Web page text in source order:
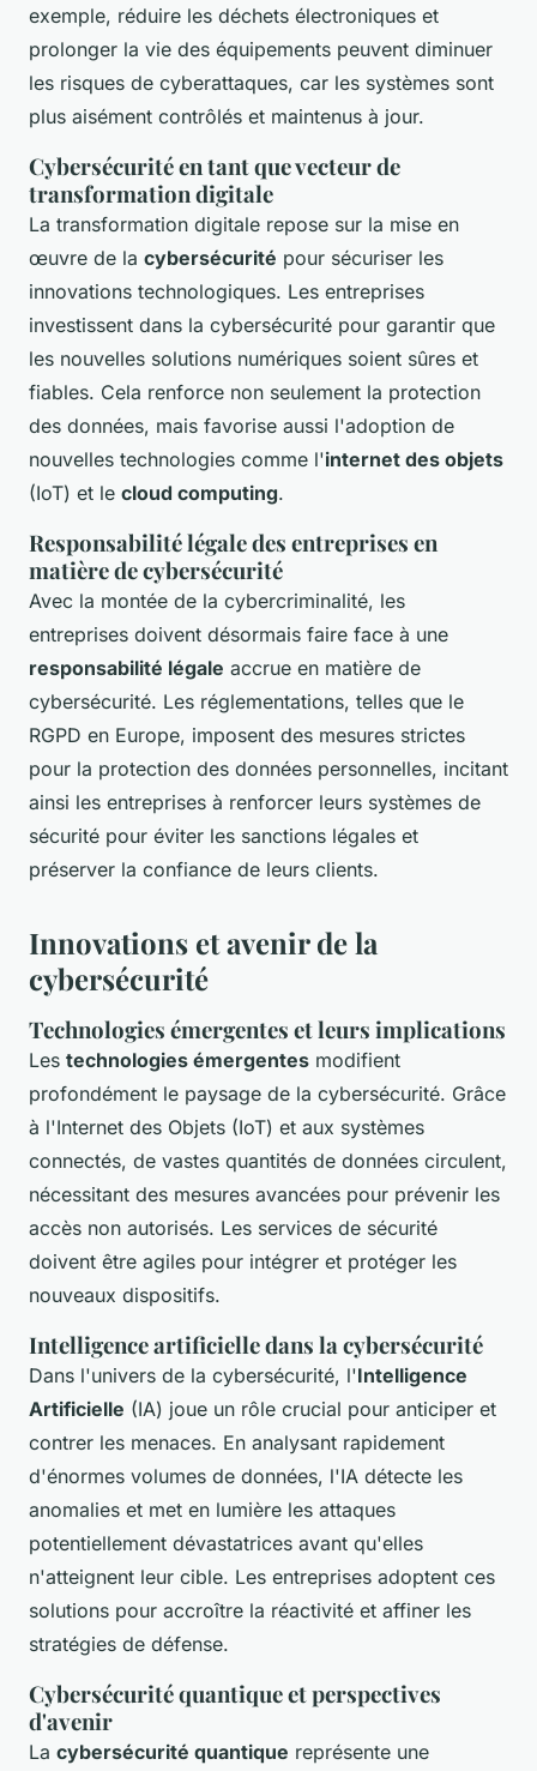
exemple, réduire les déchets électroniques et
prolonger la vie des équipements peuvent diminuer
les risques de cyberattaques, car les systèmes sont
plus aisément contrôlés et maintenus à jour.
Cybersécurité en tant que vecteur de
transformation digitale
La transformation digitale repose sur la mise en
œuvre de la cybersécurité pour sécuriser les
innovations technologiques. Les entreprises
investissent dans la cybersécurité pour garantir que
les nouvelles solutions numériques soient sûres et
fiables. Cela renforce non seulement la protection
des données, mais favorise aussi l'adoption de
nouvelles technologies comme l'internet des objets
(IoT) et le cloud computing.
Responsabilité légale des entreprises en
matière de cybersécurité
Avec la montée de la cybercriminalité, les
entreprises doivent désormais faire face à une
responsabilité légale accrue en matière de
cybersécurité. Les réglementations, telles que le
RGPD en Europe, imposent des mesures strictes
pour la protection des données personnelles, incitant
ainsi les entreprises à renforcer leurs systèmes de
sécurité pour éviter les sanctions légales et
préserver la confiance de leurs clients.
Innovations et avenir de la
cybersécurité
Technologies émergentes et leurs implications
Les technologies émergentes modifient
profondément le paysage de la cybersécurité. Grâce
à l'Internet des Objets (IoT) et aux systèmes
connectés, de vastes quantités de données circulent,
nécessitant des mesures avancées pour prévenir les
accès non autorisés. Les services de sécurité
doivent être agiles pour intégrer et protéger les
nouveaux dispositifs.
Intelligence artificielle dans la cybersécurité
Dans l'univers de la cybersécurité, l'Intelligence
Artificielle (IA) joue un rôle crucial pour anticiper et
contrer les menaces. En analysant rapidement
d'énormes volumes de données, l'IA détecte les
anomalies et met en lumière les attaques
potentiellement dévastatrices avant qu'elles
n'atteignent leur cible. Les entreprises adoptent ces
solutions pour accroître la réactivité et affiner les
stratégies de défense.
Cybersécurité quantique et perspectives
d'avenir
La cybersécurité quantique représente une